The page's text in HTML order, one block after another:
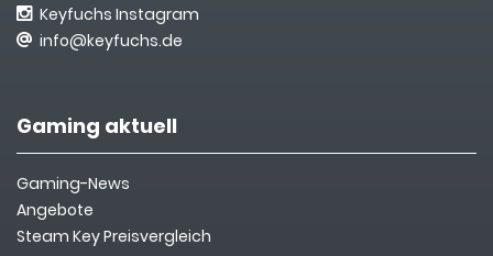
Keyfuchs Instagram
info@keyfuchs.de
Gaming aktuell
Gaming-News
Angebote
Steam Key Preisvergleich